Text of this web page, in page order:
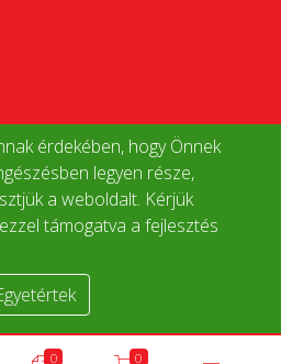
érdekében, hogy Önnek
legyen része,
a weboldalt. Kérjük
támogatva a fejlesztés
0
0